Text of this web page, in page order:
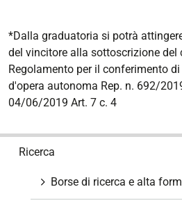
*Dalla graduatoria si potrà
del vincitore alla sottoscrizione del
Regolamento per il conferimento
d'opera autonoma Rep. n. 692/
04/06/2019 Art. 7 c. 4
Ricerca
Borse di ricerca e alta